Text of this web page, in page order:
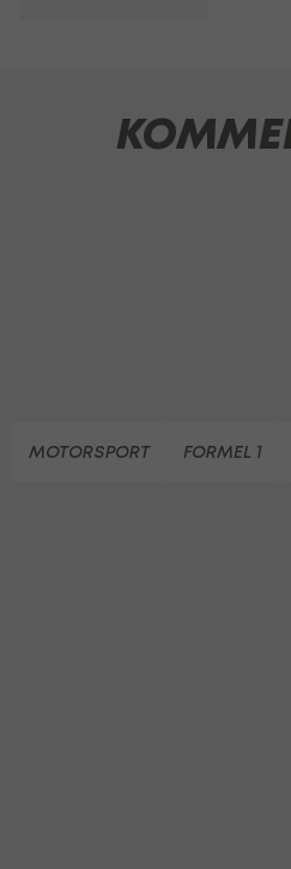
MOTORSPORT FORMEL 1